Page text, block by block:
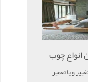
انواع چوب
و یا تعمیر